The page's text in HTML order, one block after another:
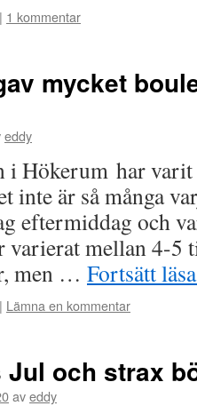
| 1 kommentar
mycket
eddy
i Hökerum har
inte är så många
eftermiddag och
varierat mellan 4-
men … Fortsätt
| Lämna en kommentar
och strax
aveddy